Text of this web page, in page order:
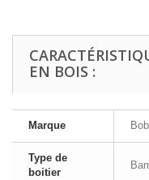
EN BOIS :
Marque
Type de
boitier